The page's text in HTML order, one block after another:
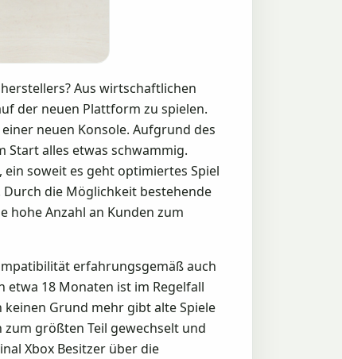
Aus wirtschaftlichen
der neuen Plattform zu spielen.
neuen Konsole. Aufgrund des
Start alles etwas schwammig.
soweit es geht optimiertes Spiel
die Möglichkeit bestehende
hohe Anzahl an Kunden zum
erfahrungsgemäß auch
18 Monaten ist im Regelfall
Grund mehr gibt alte Spiele
größten Teil gewechselt und
Xbox Besitzer über die